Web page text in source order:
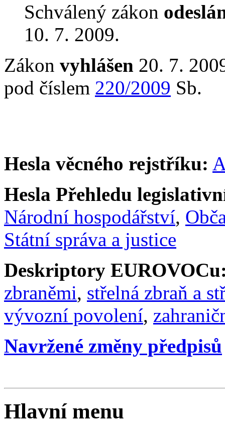
Schválený zákon
10. 7. 2009.
Zákon vyhlášen 20. 7.
pod číslem 220/2009 Sb.
Hesla věcného rejstříku:
Hesla Přehledu
Národní hospodářství,
Státní správa a justice
Deskriptory
zbraněmi, střelná zbraň a
vývozní povolení,
Navržené změny předpisů
Hlavní menu